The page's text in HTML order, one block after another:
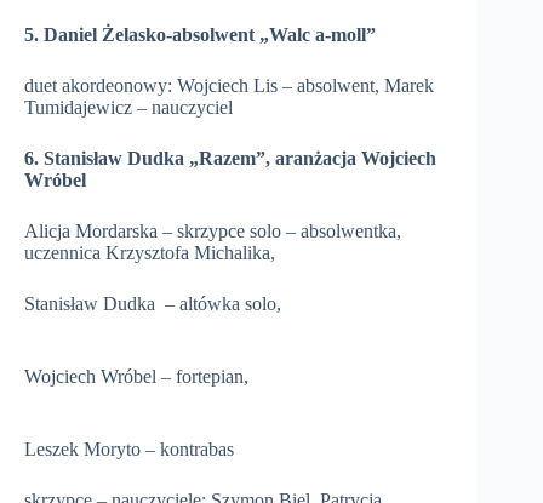
5. Daniel Żelasko-absolwent „Walc a-moll”
duet akordeonowy: Wojciech Lis – absolwent, Marek
Tumidajewicz – nauczyciel
6. Stanisław Dudka „Razem”, aranżacja Wojciech
Wróbel
Alicja Mordarska – skrzypce solo – absolwentka,
uczennica Krzysztofa Michalika,
Stanisław Dudka – altówka solo,
Wojciech Wróbel – fortepian,
Leszek Moryto – kontrabas